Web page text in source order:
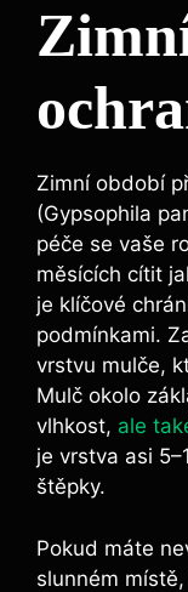
Zimní období
(Gypsophila
péče se vaše
měsících cítit
je klíčové
podmínkami.
vrstvu mulče,
Mulč okolo
vlhkost, ale
je vrstva asi
štěpky.
Pokud máte
slunném